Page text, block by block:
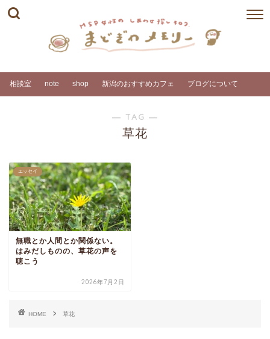
相談室 note shop 新潟のおすすめカフェ ブログについて
― TAG ―
草花
エッセイ
無職とか人間とか関係ない。
はみだしものの、草花の声を
聴こう
2026年7月2日
HOME 草花